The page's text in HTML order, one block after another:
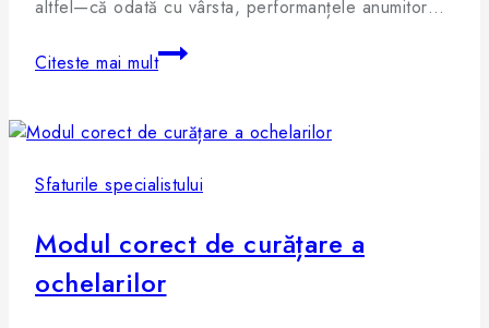
altfel—că odată cu vârsta, performanțele anumitor…
Citeste mai mult
Sfaturile specialistului
Modul corect de curățare a
ochelarilor